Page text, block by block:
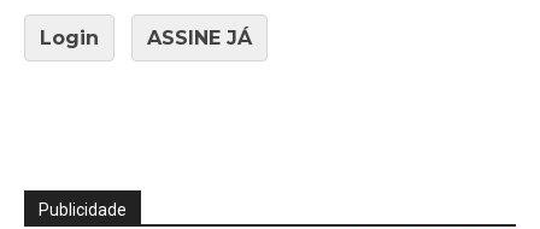
Login ASSINE JÁ
Publicidade